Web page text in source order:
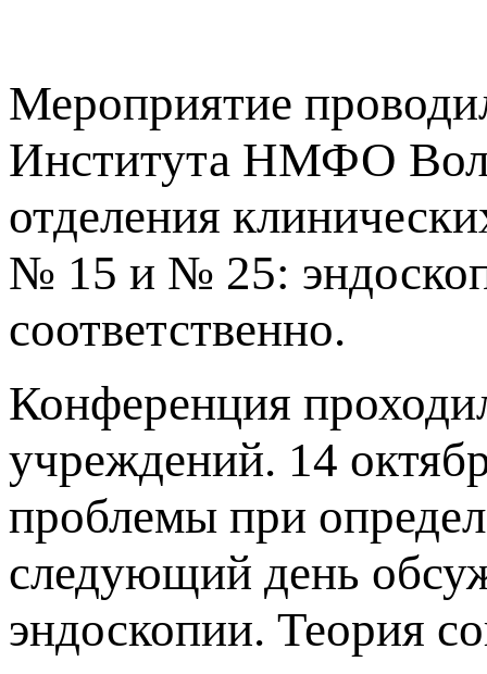
Мероприятие
Института НМФО
отделения
№ 15 и № 25:
соответственно.
Конференция
учреждений. 14
проблемы при
следующий день
эндоскопии. Теория